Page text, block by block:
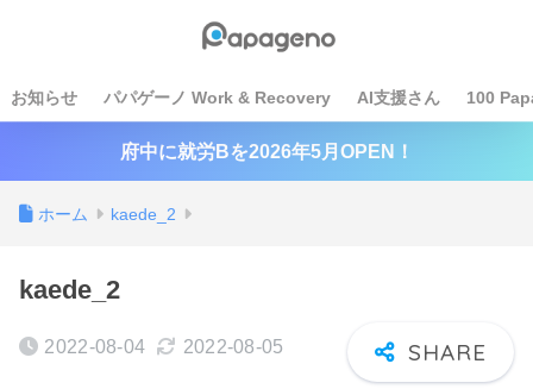
お知らせ パパゲーノ Work & Recovery AI支援さん 100
府中に就労Bを2026年5月OPEN！
ホーム kaede_2
kaede_2
2022-08-04 2022-08-05